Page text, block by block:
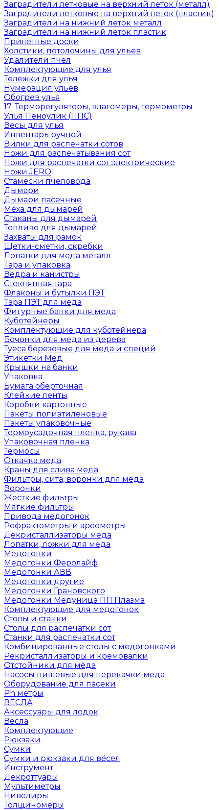
Заградители летковые на верхний леток (металл)
Заградители летковые на верхний леток (пластик)
Заградители на нижний леток металл
Заградители на нижний леток пластик
Прилетные доски
Холстики, потолочины для ульев
Удалители пчёл
Комплектующие для улья
Тележки для улья
Нумерация ульев
Обогрев улья
17. Терморегуляторы, влагомеры, термометры
Улья Пеноулик (ППС)
Весы для улья
Инвентарь ручной
Вилки для распечатки сотов
Ножи для распечатывания сот
Ножи для распечатки сот электрические
Ножи JERO
Стамески пчеловода
Дымари
Дымари пасечные
Меха для дымарей
Стаканы для дымарей
Топливо для дымарей
Захваты для рамок
Щетки-сметки, скребки
Лопатки для меда металл
Тара и упаковка
Ведра и канистры
Стеклянная тара
Флаконы и бутылки ПЭТ
Тара ПЭТ для меда
Фигурные банки для меда
Куботейнеры
Комплектующие для куботейнера
Бочонки для меда из дерева
Туеса березовые для меда и специй
Этикетки Мёд
Крышки на банки
Упаковка
Бумага оберточная
Клейкие ленты
Коробки картонные
Пакеты полиэтиленовые
Пакеты упаковочные
Термоусадочная пленка, рукава
Упаковочная пленка
Термосы
Откачка меда
Краны для слива меда
Фильтры, сита, воронки для меда
Воронки
Жесткие фильтры
Мягкие фильтры
Привода медогонок
Рефрактометры и ареометры
Декристаллизаторы меда
Лопатки, ложки для меда
Медогонки
Медогонки Феролайф
Медогонки АВВ
Медогонки другие
Медогонки Грановского
Медогонки Медуница ПП Плазма
Комплектующие для медогонок
Столы и станки
Столы для распечатки сот
Станки для распечатки сот
Комбинированные столы с медогонками
Рекристаллизаторы и кремовалки
Отстойники для мёда
Насосы пищевые для перекачки меда
Оборудование для пасеки
Ph метры
ВЁСЛА
Аксессуары для лодок
Весла
Комплектующие
Рюкзаки
Сумки
Сумки и рюкзаки для вёсел
Инструмент
Декроттуары
Мультиметры
Нивелиры
Толщиномеры